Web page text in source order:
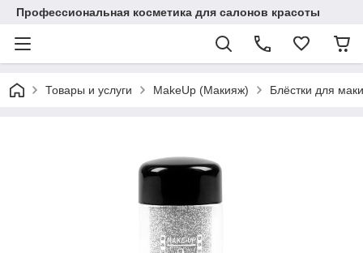
Профессиональная косметика для салонов красоты
Товары и услуги MakeUp (Макияж) Блёстки для